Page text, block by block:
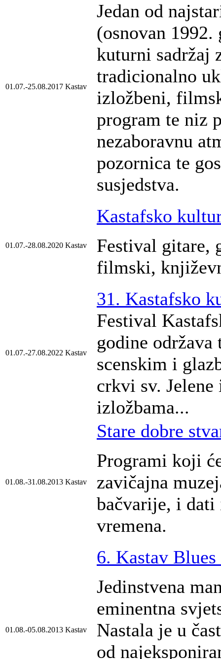
01.07.-25.08.2017 Kastav
Jedan od
(osnovan
kuturni sadržaj
tradicionalno
izložbeni,
program te niz
nezaboravnu
pozornica te
susjedstva.
01.07.-28.08.2020 Kastav
Kastafsko
Festival gitare,
filmski,
01.07.-27.08.2022 Kastav
31. Kastafsko
Festival
godine
scenskim i
crkvi sv.
izložbama...
01.08.-31.08.2013 Kastav
Stare dobre
Programi koji
zavičajna
bačvarije, i
vremena.
01.08.-05.08.2013 Kastav
6. Kastav
Jedinstvena
eminentna
Nastala je u
od